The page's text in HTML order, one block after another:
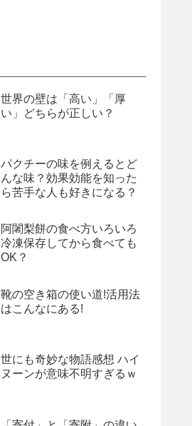
世界の壁は「高い」「厚
い」どちらが正しい？
パクチーの味を例えるとど
んな味？効果効能を知った
ら苦手な人も好きになる？
阿闍梨餅の食べ方いろいろ
冷凍保存してから食べても
OK？
靴の空き箱の使い道!活用法
はこんなにある!
世にも奇妙な物語感想 ハイ
ヌーンが意味不明すぎるｗ